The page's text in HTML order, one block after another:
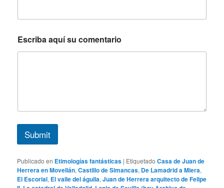
u
a
i
a
Escriba aquí su comentario
Submit
Publicado en Etimologías fantásticas | Etiquetado Casa de Juan de
Herrera en Movellán,Castillo de Simancas, De Lamadrid a Miera,
El Escorial, El valle del águila,Juan de Herrera arquitecto de Felipe